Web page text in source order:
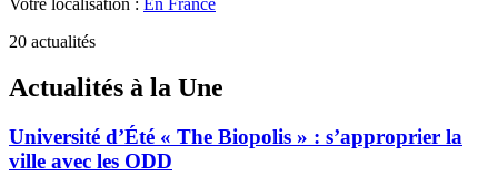
20 actualités
Actualités à la Une
Université d’Été « The Biopolis » : s’approprier la
ville avec les ODD